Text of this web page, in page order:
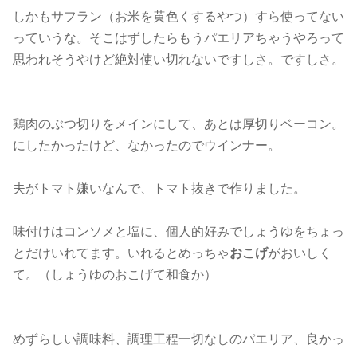
しかもサフラン（お米を黄色くするやつ）すら使ってない
っていうな。そこはずしたらもうパエリアちゃうやろって
思われそうやけど絶対使い切れないですしさ。ですしさ。
鶏肉のぶつ切りをメインにして、あとは厚切りベーコン。
にしたかったけど、なかったのでウインナー。
夫がトマト嫌いなんで、トマト抜きで作りました。
味付けはコンソメと塩に、個人的好みでしょうゆをちょっ
とだけいれてます。いれるとめっちゃおこげがおいしく
て。（しょうゆのおこげて和食か）
めずらしい調味料、調理工程一切なしのパエリア、良かっ